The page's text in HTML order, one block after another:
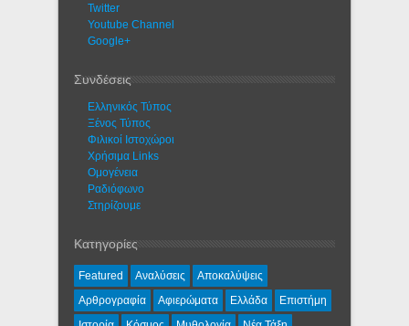
Twitter
Youtube Channel
Google+
Συνδέσεις
Ελληνικός Τύπος
Ξένος Τύπος
Φιλικοί Ιστοχώροι
Χρήσιμα Links
Ομογένεια
Ραδιόφωνο
Στηρίζουμε
Κατηγορίες
Featured Αναλύσεις
Αποκαλύψεις
Αρθρογραφία
Αφιερώματα Ελλάδα
Επιστήμη